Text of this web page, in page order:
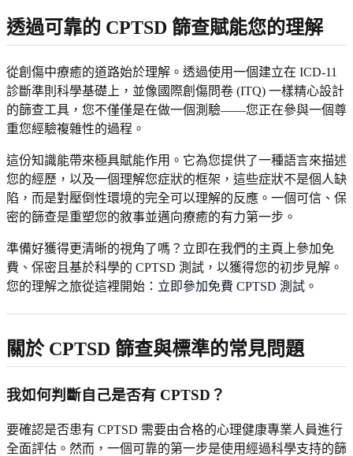
透過可靠的 CPTSD 篩查賦能您的理解
從創傷中療癒的道路始於理解。透過使用一個建立在 ICD-11
診斷準則科學基礎上，並像國際創傷問卷 (ITQ) 一樣精心設計
的篩查工具，您不僅僅是在做一個測驗——您正在參與一個尊
重您經驗複雜性的過程。
這份知識能帶來極具賦能作用。它為您提供了一種語言來描述
您的經歷，以及一個理解您症狀的框架，這些症狀不是個人缺
陷，而是對壓倒性環境的完全可以理解的反應。一個可信、保
密的篩查是重塑您的敘事並邁向療癒的有力第一步。
準備好獲得更清晰的視角了嗎？立即在我們的主頁上參加免
費、保密且基於科學的 CPTSD 測試，以獲得您的初步見解。
您的理解之旅從這裡開始： 立即參加免費 CPTSD 測試 。
關於 CPTSD 篩查與標準的常見問題
我如何判斷自己是否有 CPTSD？
要確認是否患有 CPTSD 需要由合格的心理健康專業人員進行
全面評估。然而，一個可靠的第一步是使用經過科學支持的篩